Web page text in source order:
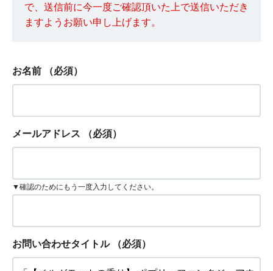
で、送信前に今一度ご確認頂いた上で送信いただき
ますようお願い申し上げます。
お名前 （必須）
メールアドレス （必須）
▼確認のためにもう一度入力してください。
お問い合わせタイトル （必須）